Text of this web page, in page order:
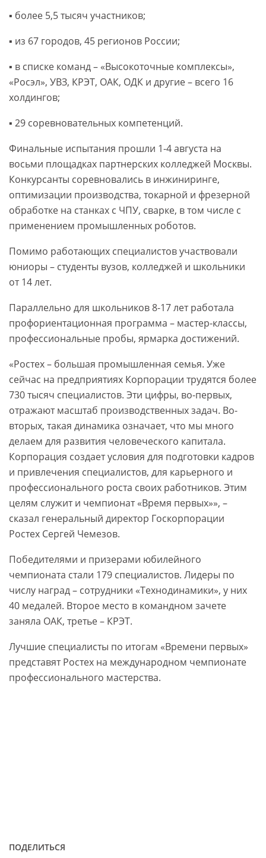
▪️ более 5,5 тысяч участников;
▪️ из 67 городов, 45 регионов России;
▪️ в списке команд – «Высокоточные комплексы»,
«Росэл», УВЗ, КРЭТ, ОАК, ОДК и другие – всего 16
холдингов;
▪️ 29 соревновательных компетенций.
Финальные испытания прошли 1-4 августа на
восьми площадках партнерских колледжей Москвы.
Конкурсанты соревновались в инжиниринге,
оптимизации производства, токарной и фрезерной
обработке на станках с ЧПУ, сварке, в том числе с
применением промышленных роботов.
Помимо работающих специалистов участвовали
юниоры – студенты вузов, колледжей и школьники
от 14 лет.
Параллельно для школьников 8-17 лет работала
профориентационная программа – мастер-классы,
профессиональные пробы, ярмарка достижений.
«Ростех – большая промышленная семья. Уже
сейчас на предприятиях Корпорации трудятся более
730 тысяч специалистов. Эти цифры, во-первых,
отражают масштаб производственных задач. Во-
вторых, такая динамика означает, что мы много
делаем для развития человеческого капитала.
Корпорация создает условия для подготовки кадров
и привлечения специалистов, для карьерного и
профессионального роста своих работников. Этим
целям служит и чемпионат «Время первых»», –
сказал генеральный директор Госкорпорации
Ростех Сергей Чемезов.
Победителями и призерами юбилейного
чемпионата стали 179 специалистов. Лидеры по
числу наград – сотрудники «Технодинамики», у них
40 медалей. Второе место в командном зачете
заняла ОАК, третье – КРЭТ.
Лучшие специалисты по итогам «Времени первых»
представят Ростех на международном чемпионате
профессионального мастерства.
ПОДЕЛИТЬСЯ